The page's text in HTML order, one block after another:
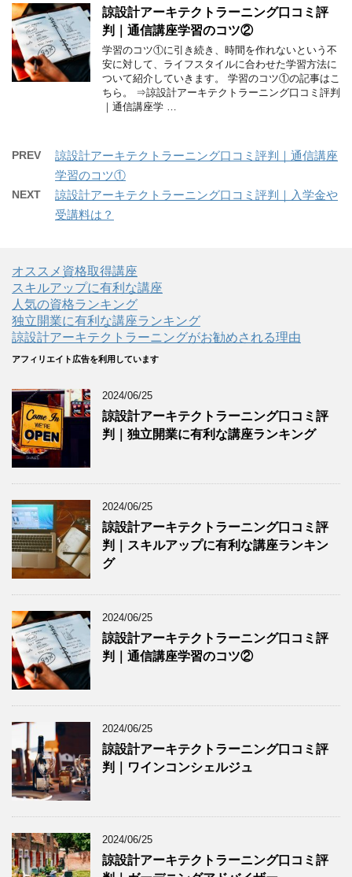
諒設計アーキテクトラーニング口コミ評
判｜通信講座学習のコツ②
学習のコツ①に引き続き、時間を作れないという不
安に対して、ライフスタイルに合わせた学習方法に
ついて紹介していきます。 学習のコツ①の記事はこ
ちら。 ⇒諒設計アーキテクトラーニング口コミ評判
｜通信講座学 …
PREV
諒設計アーキテクトラーニング口コミ評判｜通信講座
学習のコツ①
NEXT
諒設計アーキテクトラーニング口コミ評判｜入学金や
受講料は？
オススメ資格取得講座
スキルアップに有利な講座
人気の資格ランキング
独立開業に有利な講座ランキング
諒設計アーキテクトラーニングがお勧めされる理由
アフィリエイト広告を利用しています
2024/06/25
諒設計アーキテクトラーニング口コミ評
判｜独立開業に有利な講座ランキング
2024/06/25
諒設計アーキテクトラーニング口コミ評
判｜スキルアップに有利な講座ランキン
グ
2024/06/25
諒設計アーキテクトラーニング口コミ評
判｜通信講座学習のコツ②
2024/06/25
諒設計アーキテクトラーニング口コミ評
判｜ワインコンシェルジュ
2024/06/25
諒設計アーキテクトラーニング口コミ評